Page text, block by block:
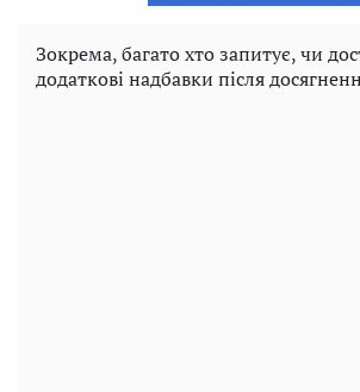
Зокрема, багато хто запитує, чи
додаткові надбавки після